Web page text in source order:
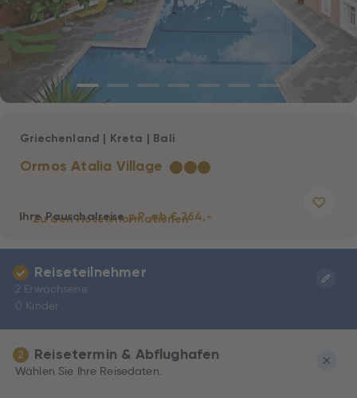
Ormos Atalia Village ★★★
Griechenland | Kreta | Bali
Zu den Hotelinformationen
Ihre Pauschalreisep.P. ab € 264,-
Reiseteilnehmer
2 Erwachsene
0 Kinder
2 Reisetermin & Abflughafen
Wählen Sie Ihre Reisedaten.